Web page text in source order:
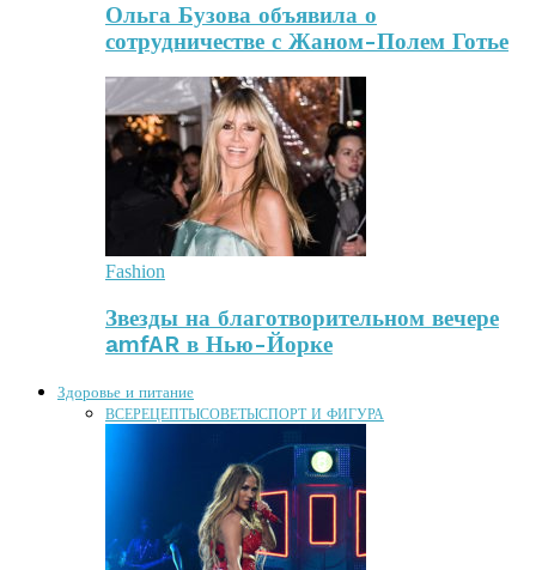
Ольга Бузова объявила о
сотрудничестве с Жаном-Полем Готье
Fashion
Звезды на благотворительном вечере
amfAR в Нью-Йорке
Здоровье и питание
ВСЕРЕЦЕПТЫСОВЕТЫСПОРТ И ФИГУРА